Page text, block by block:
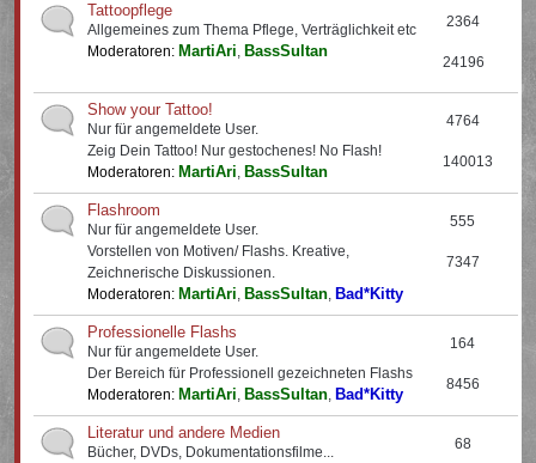
Tattoopflege
Allgemeines zum Thema Pflege, Verträglichkeit etc
Moderatoren: MartiAri, BassSultan
2364
24196
Show your Tattoo!
Nur für angemeldete User.
Zeig Dein Tattoo! Nur gestochenes! No Flash!
Moderatoren: MartiAri, BassSultan
4764
140013
Flashroom
Nur für angemeldete User.
Vorstellen von Motiven/ Flashs. Kreative,
Zeichnerische Diskussionen.
Moderatoren: MartiAri, BassSultan, Bad*Kitty
555
7347
Professionelle Flashs
Nur für angemeldete User.
Der Bereich für Professionell gezeichneten Flashs
Moderatoren: MartiAri, BassSultan, Bad*Kitty
164
8456
Literatur und andere Medien
Bücher, DVDs, Dokumentationsfilme...
68